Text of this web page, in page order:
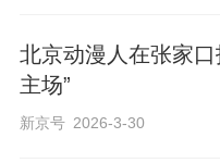
北京动漫人在张家口
主场”
新京号 2026-3-30